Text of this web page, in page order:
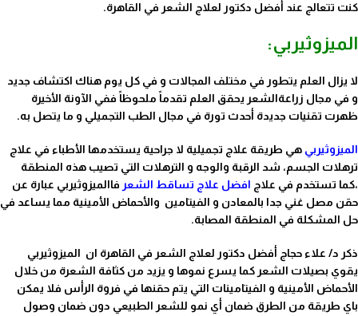
كنت تتعالج عند أفضل دكتور لعلاج الشعر في القاهرة.
الميزوثيربي:
لا يزال العلم يتطور في مختلف المجالات و في كل يوم هناك اكتشاف جديد
و في مجال زراعةالشعر يحقق العلم تقدماً ملحوظاً ففي الآونة الأخيرة
ظهرت تقنيات جديدة أحدث تورة في مجال الطب التجميلي و ما يتصل به.
الميزوثيربي هي طريقة علاج تجميلية لا جراحية يستخدمها الأطباء في علاج
ترهلات الجسم، شد الرقبة والوجه و الترهلات التي تصيب هذه المنطقة
،كما تستخدم في علاج افضل علاج تساقط الشعر فاالميزوثيربي عبارة عن
حقن مصل غني جدا بالمعادن و الفيتامين والأحماض الأمينية مما يساعد في
حل المشكلة في المنطقة المصابة.
ذكر د/ علاء حجاج أفضل دكتور لعلاج الشعر في القاهرة ان الميزوثيربي
يقوي بصيلات الشعر كما يسرع نموها و يزيد من كثافة الشعرة من خلال
الأحماض الأمينية و الفيتامينات التي يتم حقنها في فروة الرأس فلا يمكن
باي طريقة من الطرق ضمان أي نمو للشعر الطبيعي دون ضمان وصول